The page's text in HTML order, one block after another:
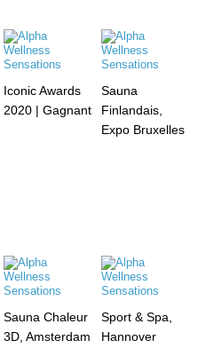
Iconic Awards
2020 | Gagnant
Sauna
Finlandais,
Expo Bruxelles
Sauna Chaleur
3D, Amsterdam
Sport & Spa,
Hannover